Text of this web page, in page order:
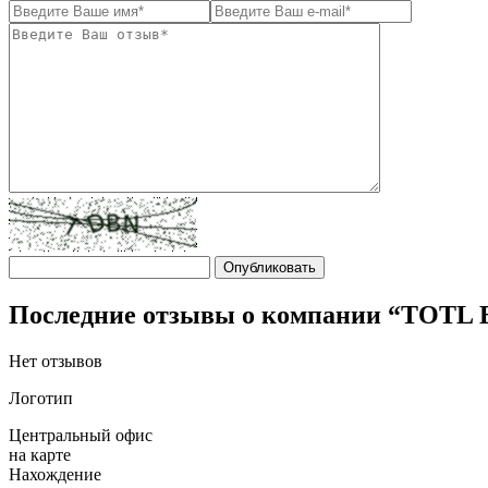
Последние отзывы о компании “TOTL
Нет отзывов
Логотип
Центральный офис
на карте
Нахождение